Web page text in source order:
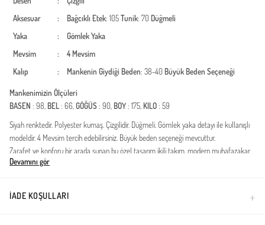
Aksesuar
: Bağcıklı Etek: 105Tunik: 70 Düğmeli
Yaka
:
Gömlek Yaka
Mevsim
:
4 Mevsim
Kalıp
: Mankenin Giydiği Beden: 38-40 Büyük Beden Seçeneği
Mankenimizin Ölçüleri
BASEN : 98, BEL: 66,GÖĞÜS: 90, BOY: 175, KILO: 59
Siyah renktedir. Polyester kumaş. Çizgilidir. Düğmeli. Gömlek yaka detayı ile kullanışlı
modeldir. 4 Mevsim tercih edebilirsiniz. Büyük beden seçeneği mevcuttur.
Zarafet ve konforu bir arada sunan bu özel tasarım ikili takım, modern muhafazakar
giyim stilinin en seçkin örneklerinden biridir. Polo yaka detayına sahip uzun tunik ve
adaydır. Polyester dokunun sunduğu dayanıklılık ve kolay ütülenebilir yapısı sayesinde
günlük kullanımda büyük kolaylık sağlar.Kumaş Özelliği: Yüksek kaliteli polyester
Devamını gör
İADE KOŞULLARI